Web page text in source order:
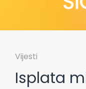
Vijesti
Isplata